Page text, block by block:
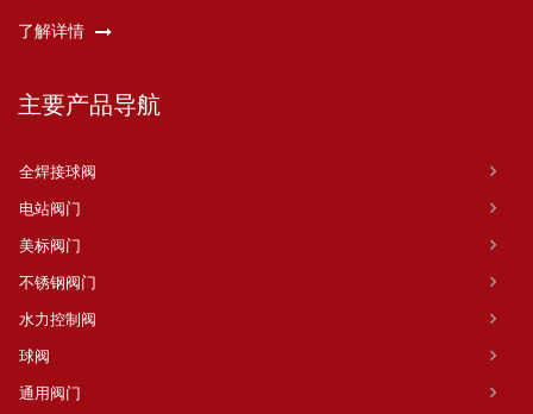
了解详情
主要产品导航
全焊接球阀
电站阀门
美标阀门
不锈钢阀门
水力控制阀
球阀
通用阀门